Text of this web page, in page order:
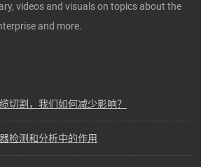
videos and visuals on topics about the
and more.
切割，我们如何减少影响？
检测和分析中的作用